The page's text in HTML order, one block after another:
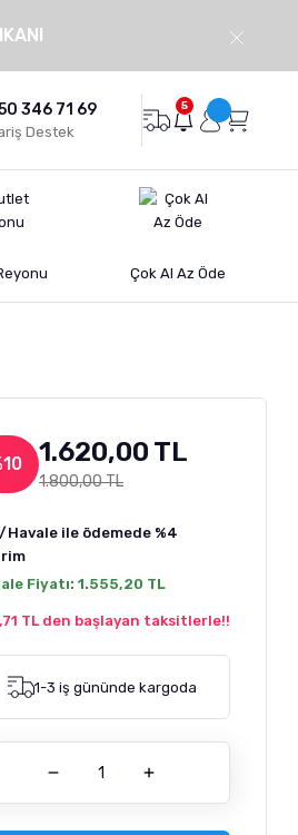
346 71 69
Destek
5
Çok Al Az Öde
1.620,00 TL
1.800,00 TL
Havale ile ödemede %4
Fiyatı: 1.555,20 TL
TL den başlayan taksitlerle!!
1-3 iş gününde kargoda